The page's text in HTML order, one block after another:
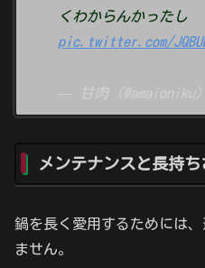
くわからんかったし
pic.twitter.com/
— 甘肉 (@amaioniku)
メンテナンスと長持
鍋を長く愛用するためには
ません。